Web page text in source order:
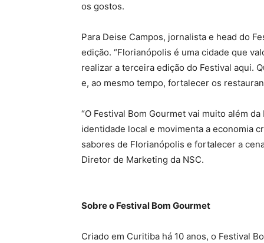
os gostos.
Para Deise Campos, jornalista e head do
edição. “Florianópolis é uma cidade que
realizar a terceira edição do Festival aqui.
e, ao mesmo tempo, fortalecer os
“O Festival Bom Gourmet vai muito além
identidade local e movimenta a economia
sabores de Florianópolis e fortalecer a
Diretor de Marketing da NSC.
Sobre o Festival Bom Gourmet
Criado em Curitiba há 10 anos, o Festival